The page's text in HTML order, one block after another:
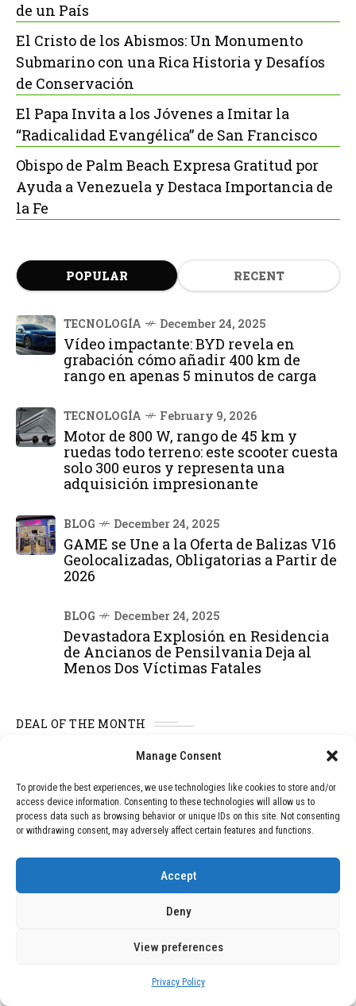
Manage Consent
To provide the best experiences, we use technologies like cookies to store and/or
access device information. Consenting to these technologies will allow us to
process data such as browsing behavior or unique IDs on this site. Not consenting
or withdrawing consent, may adversely affect certain features and functions.
Accept
Deny
View preferences
Privacy Policy
de un País
El Cristo de los Abismos: Un Monumento
Submarino con una Rica Historia y Desafíos
de Conservación
El Papa Invita a los Jóvenes a Imitar la
“Radicalidad Evangélica” de San Francisco
Obispo de Palm Beach Expresa Gratitud por
Ayuda a Venezuela y Destaca Importancia de
la Fe
POPULAR RECENT
TECNOLOGÍA December 24, 2025
Vídeo impactante: BYD revela en
grabación cómo añadir 400 km de
rango en apenas 5 minutos de carga
TECNOLOGÍA February 9, 2026
Motor de 800 W, rango de 45 km y
ruedas todo terreno: este scooter cuesta
solo 300 euros y representa una
adquisición impresionante
BLOG December 24, 2025
GAME se Une a la Oferta de Balizas V16
Geolocalizadas, Obligatorias a Partir de
2026
BLOG December 24, 2025
Devastadora Explosión en Residencia
de Ancianos de Pensilvania Deja al
Menos Dos Víctimas Fatales
DEAL OF THE MONTH
December 24, 2025
Vídeo impactante: BYD revela en
grabación cómo añadir 400 km de rango
en apenas 5 minutos de carga
February 9, 2026
Motor de 800 W, rango de 45 km y
ruedas todo terreno: este scooter cuesta
solo 300 euros y representa una
December 24, 2025